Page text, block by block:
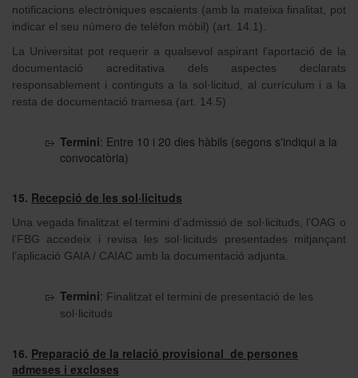
notificacions electròniques escaients (amb la mateixa finalitat, pot
indicar el seu número de telèfon mòbil) (art. 14.1).
La Universitat pot requerir a qualsevol aspirant l’aportació de la
documentació acreditativa dels aspectes declarats
responsablement i continguts a la sol·licitud, al currículum i a la
resta de documentació tramesa (art. 14.5)
Termini: Entre 10 i 20 dies hàbils (segons s'indiqui a la
convocatòria)
15. Recepció de les sol·licituds
Una vegada finalitzat el termini d’admissió de sol·licituds, l’OAG o
l’FBG accedeix i revisa les sol·licituds presentades mitjançant
l’aplicació GAIA / CAIAC amb la documentació adjunta.
Termini: Finalitzat el termini de presentació de les
sol·licituds
16. Preparació de la relació provisional de persones
admeses i excloses